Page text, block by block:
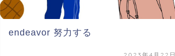
endeavor 努力する